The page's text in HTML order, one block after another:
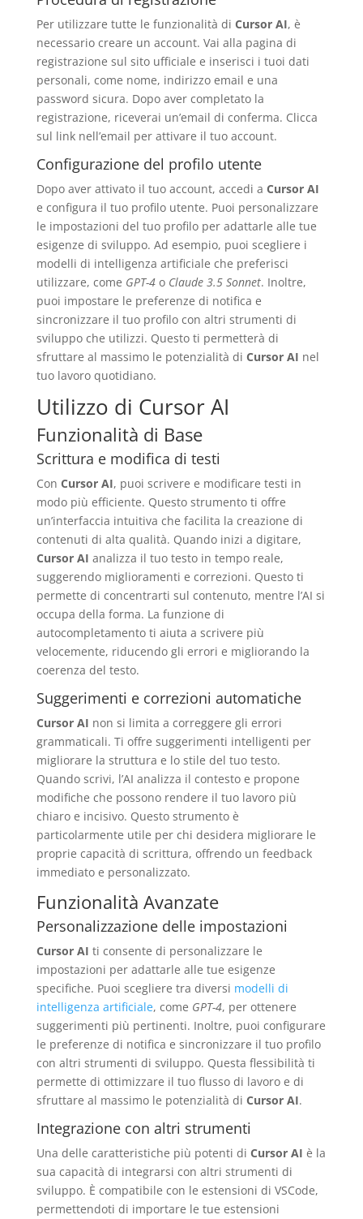
Per utilizzare tutte le funzionalità di Cursor AI, è
necessario creare un account. Vai alla pagina di
registrazione sul sito ufficiale e inserisci i tuoi dati
personali, come nome, indirizzo email e una
password sicura. Dopo aver completato la
registrazione, riceverai un’email di conferma. Clicca
sul link nell’email per attivare il tuo account.
Configurazione del profilo utente
Dopo aver attivato il tuo account, accedi a Cursor AI
e configura il tuo profilo utente. Puoi personalizzare
le impostazioni del tuo profilo per adattarle alle tue
esigenze di sviluppo. Ad esempio, puoi scegliere i
modelli di intelligenza artificiale che preferisci
utilizzare, come GPT-4o Claude 3.5 Sonnet. Inoltre,
puoi impostare le preferenze di notifica e
sincronizzare il tuo profilo con altri strumenti di
sviluppo che utilizzi. Questo ti permetterà di
sfruttare al massimo le potenzialità di Cursor AI nel
tuo lavoro quotidiano.
Utilizzo di Cursor AI
Funzionalità di Base
Scrittura e modifica di testi
Con Cursor AI, puoi scrivere e modificare testi in
modo più efficiente. Questo strumento ti offre
un’interfaccia intuitiva che facilita la creazione di
contenuti di alta qualità. Quando inizi a digitare,
Cursor AI analizza il tuo testo in tempo reale,
suggerendo miglioramenti e correzioni. Questo ti
permette di concentrarti sul contenuto, mentre l’AI si
occupa della forma. La funzione di
autocompletamento ti aiuta a scrivere più
velocemente, riducendo gli errori e migliorando la
coerenza del testo.
Suggerimenti e correzioni automatiche
Cursor AI non si limita a correggere gli errori
grammaticali. Ti offre suggerimenti intelligenti per
migliorare la struttura e lo stile del tuo testo.
Quando scrivi, l’AI analizza il contesto e propone
modifiche che possono rendere il tuo lavoro più
chiaro e incisivo. Questo strumento è
particolarmente utile per chi desidera migliorare le
proprie capacità di scrittura, offrendo un feedback
immediato e personalizzato.
Funzionalità Avanzate
Personalizzazione delle impostazioni
Cursor AI ti consente di personalizzare le
impostazioni per adattarle alle tue esigenze
specifiche. Puoi scegliere tra diversi modelli di
intelligenza artificiale, come GPT-4, per ottenere
suggerimenti più pertinenti. Inoltre, puoi configurare
le preferenze di notifica e sincronizzare il tuo profilo
con altri strumenti di sviluppo. Questa flessibilità ti
permette di ottimizzare il tuo flusso di lavoro e di
sfruttare al massimo le potenzialità di Cursor AI.
Integrazione con altri strumenti
Una delle caratteristiche più potenti di Cursor AI è la
sua capacità di integrarsi con altri strumenti di
sviluppo. È compatibile con le estensioni di VSCode,
permettendoti di importare le tue estensioni